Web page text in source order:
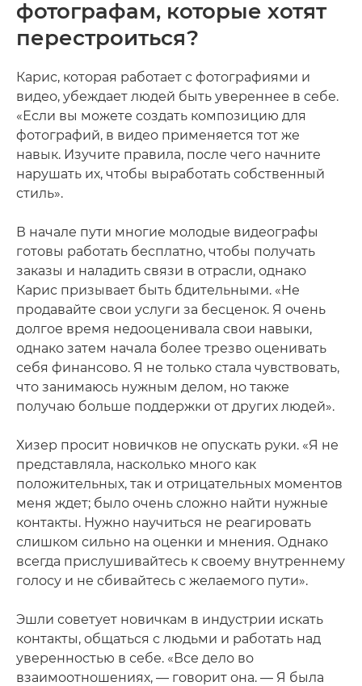
фотографам, которые хотят
перестроиться?
Карис, которая работает с фотографиями и
видео, убеждает людей быть увереннее в себе.
«Если вы можете создать композицию для
фотографий, в видео применяется тот же
навык. Изучите правила, после чего начните
нарушать их, чтобы выработать собственный
стиль».
В начале пути многие молодые видеографы
готовы работать бесплатно, чтобы получать
заказы и наладить связи в отрасли, однако
Карис призывает быть бдительными. «Не
продавайте свои услуги за бесценок. Я очень
долгое время недооценивала свои навыки,
однако затем начала более трезво оценивать
себя финансово. Я не только стала чувствовать,
что занимаюсь нужным делом, но также
получаю больше поддержки от других людей».
Хизер просит новичков не опускать руки. «Я не
представляла, насколько много как
положительных, так и отрицательных моментов
меня ждет; было очень сложно найти нужные
контакты. Нужно научиться не реагировать
слишком сильно на оценки и мнения. Однако
всегда прислушивайтесь к своему внутреннему
голосу и не сбивайтесь с желаемого пути».
Эшли советует новичкам в индустрии искать
контакты, общаться с людьми и работать над
уверенностью в себе. «Все дело во
взаимоотношениях, — говорит она. — Я была